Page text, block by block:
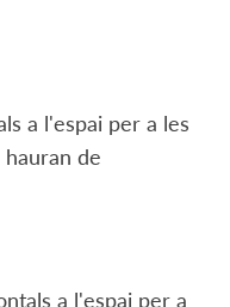
a l'espai per a les
de
a l'espai per a